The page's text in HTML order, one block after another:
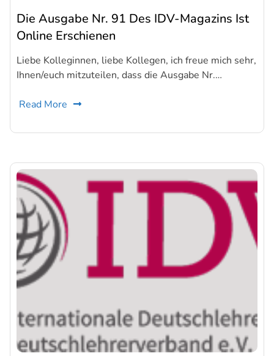
Die Ausgabe Nr. 91 Des IDV-Magazins Ist
Online Erschienen
Liebe Kolleginnen, liebe Kollegen, ich freue mich sehr,
Ihnen/euch mitzuteilen, dass die Ausgabe Nr.…
Read More